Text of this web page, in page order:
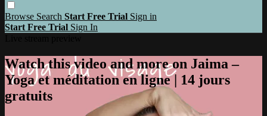
Browse Search Start Free Trial Sign in
Start Free Trial Sign In
Watch this video and more on Jaima –
Yoga et méditation en ligne | 14 jours
gratuits